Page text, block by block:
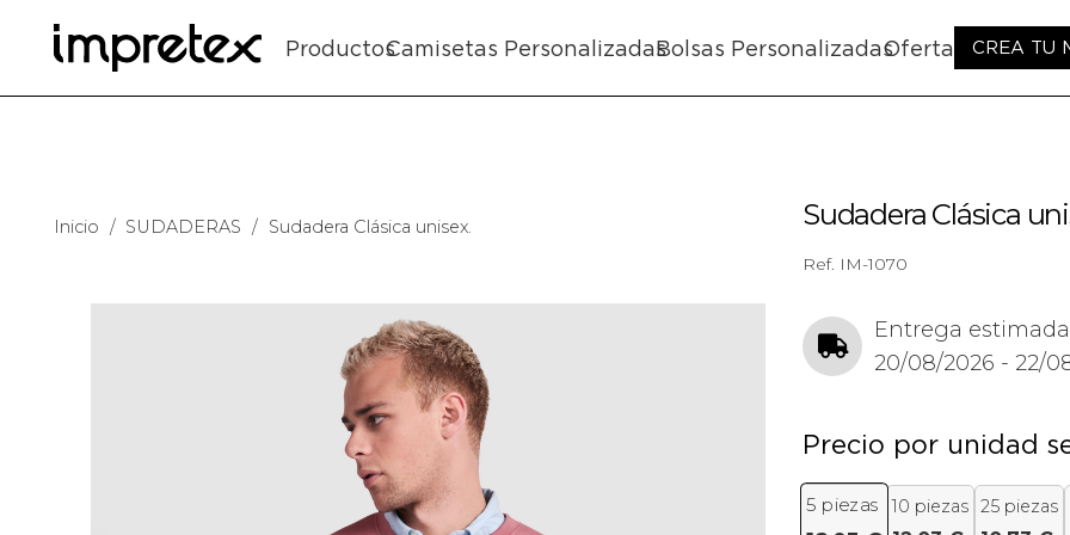
ProductosCamisetas PersonalizadasBolsas PersonalizadasOferta CREA TU
Inicio / SUDADERAS / Sudadera Clásica unisex. Sudadera Clásica
Ref. IM-1070
Entrega
20/08/2026 - 22/
Precio por unidad
5 piezas 10 piezas 25 piezas